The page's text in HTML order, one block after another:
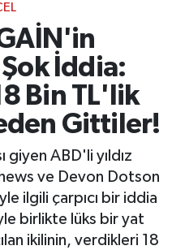
Şok İddia:
Bin TL'lik
Gittiler!
giyen ABD'li yıldız
ve Devon Dotson
ilgili çarpıcı bir iddia
birlikte lüks bir yat
ikilinin, verdikleri 18